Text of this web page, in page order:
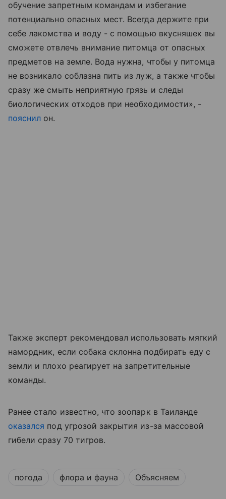
обучение запретным командам и избегание
потенциально опасных мест. Всегда держите при
себе лакомства и воду - с помощью вкусняшек вы
сможете отвлечь внимание питомца от опасных
предметов на земле. Вода нужна, чтобы у питомца
не возникало соблазна пить из луж, а также чтобы
сразу же смыть неприятную грязь и следы
биологических отходов при необходимости», -
пояснил он.
Также эксперт рекомендовал использовать мягкий
намордник, если собака склонна подбирать еду с
земли и плохо реагирует на запретительные
команды.
Ранее стало известно, что зоопарк в Таиланде
оказался под угрозой закрытия из-за массовой
гибели сразу 70 тигров.
погода флора и фауна Объясняем